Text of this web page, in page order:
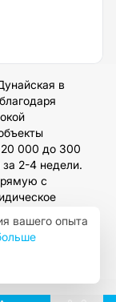
в
000 до 300
2-4 недели.
с
получить
под ваши
вашего опыта